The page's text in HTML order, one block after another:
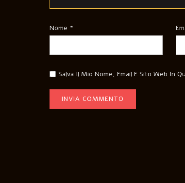
Nome *
Salva Il Mio Nome, Email E Sito Web In